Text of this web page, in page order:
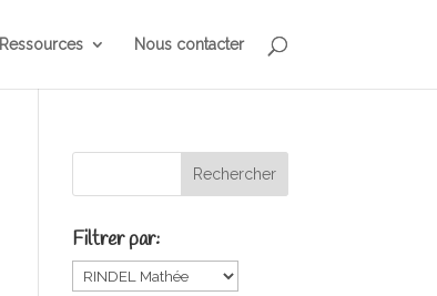
Ressources Nous contacter
Filtrer par: